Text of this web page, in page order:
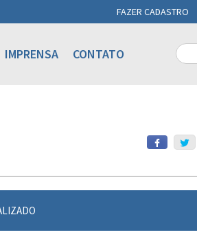
FAZER CADASTRO
IMPRENSA CONTATO